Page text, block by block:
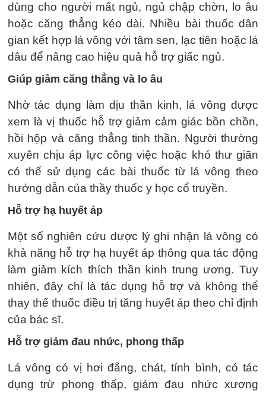
dùng cho người mất ngủ, ngủ chập chờn, lo âu
hoặc căng thẳng kéo dài. Nhiều bài thuốc dân
gian kết hợp lá vông với tâm sen, lạc tiên hoặc lá
dâu để nâng cao hiệu quả hỗ trợ giấc ngủ.
Giúp giảm căng thẳng và lo âu
Nhờ tác dụng làm dịu thần kinh, lá vông được
xem là vị thuốc hỗ trợ giảm cảm giác bồn chồn,
hồi hộp và căng thẳng tinh thần. Người thường
xuyên chịu áp lực công việc hoặc khó thư giãn
có thể sử dụng các bài thuốc từ lá vông theo
hướng dẫn của thầy thuốc y học cổ truyền.
Hỗ trợ hạ huyết áp
Một số nghiên cứu dược lý ghi nhận lá vông có
khả năng hỗ trợ hạ huyết áp thông qua tác động
làm giảm kích thích thần kinh trung ương. Tuy
nhiên, đây chỉ là tác dụng hỗ trợ và không thể
thay thế thuốc điều trị tăng huyết áp theo chỉ định
của bác sĩ.
Hỗ trợ giảm đau nhức, phong thấp
Lá vông có vị hơi đắng, chát, tính bình, có tác
dụng trừ phong thấp, giảm đau nhức xương